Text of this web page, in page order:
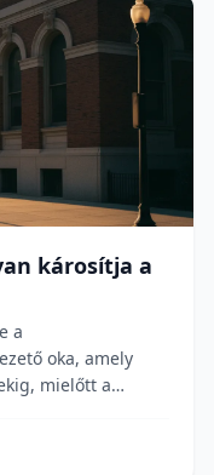
károsítja a
a
oka, amely
mielőtt a